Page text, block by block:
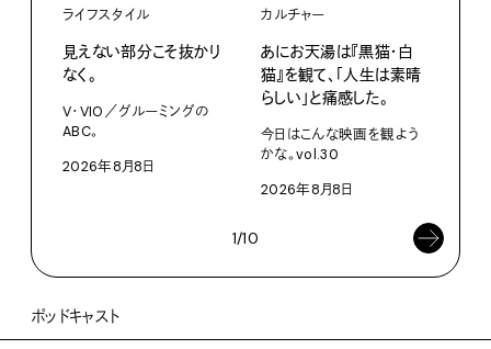
ライフスタイル
見えない部分こそ抜かり
なく。
V・VIO／グルーミングの
ABC。
2026年8月8日
カルチャー
あにお天湯は『黒猫・白
猫』を観て、「人生は素晴
らしい」と痛感した。
今日はこんな映画を観よう
かな。vol.30
2026年8月8日
1/10
ポッドキャスト